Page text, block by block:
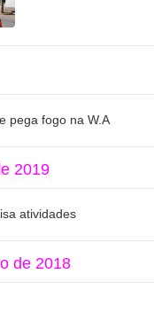
pega fogo na W.A
2019
atividades
de 2018